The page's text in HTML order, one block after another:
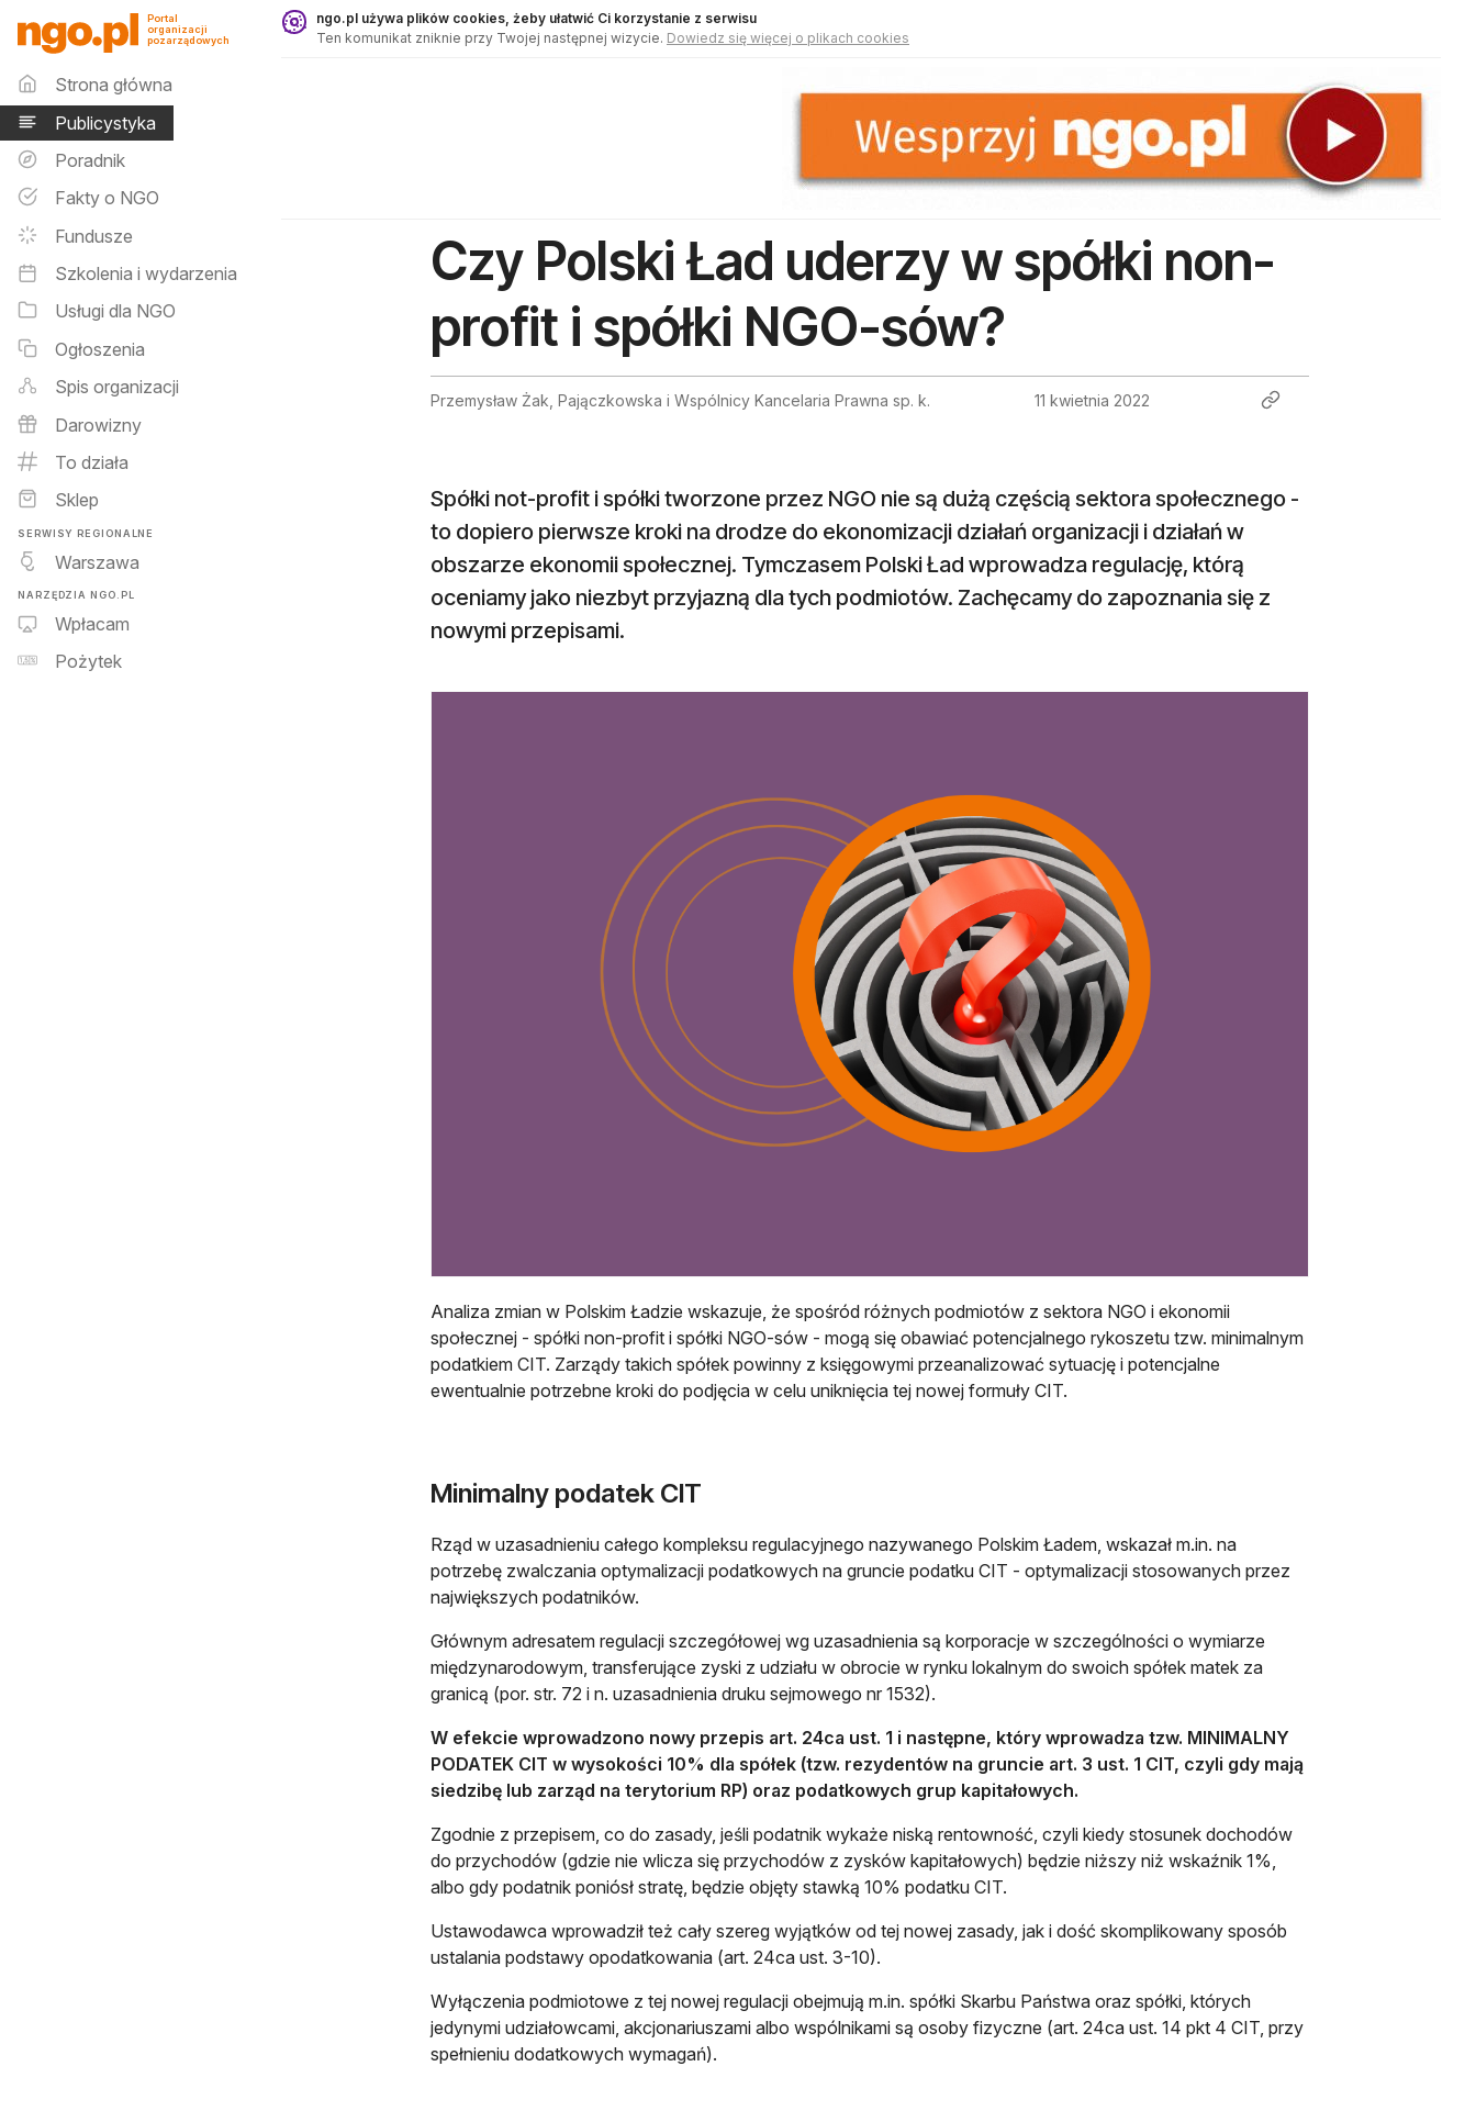
Publicystyka - ngo.pl
Portal
organizacji
pozarządowych
Menu główne
Strona główna
Publicystyka
Poradnik
Fakty o NGO
Fundusze
Szkolenia i wydarzenia
Usługi dla NGO
Ogłoszenia
Spis organizacji
Darowizny
To działa
Sklep
SERWISY REGIONALNE
Warszawa
NARZĘDZIA NGO.PL
Wpłacam
Pożytek
ngo.pl używa plików cookies, żeby ułatwić Ci korzystanie z serwisu
Ten komunikat zniknie przy Twojej następnej wizycie. Dowiedz się więcej o plikach cookies
Czy Polski Ład uderzy w spółki non-
profit i spółki NGO-sów?
Przemysław Żak, Pajączkowska i Wspólnicy Kancelaria Prawna sp. k. 11 kwietnia 2022
Spółki not-profit i spółki tworzone przez NGO nie są dużą częścią sektora społecznego -
to dopiero pierwsze kroki na drodze do ekonomizacji działań organizacji i działań w
obszarze ekonomii społecznej. Tymczasem Polski Ład wprowadza regulację, którą
oceniamy jako niezbyt przyjazną dla tych podmiotów. Zachęcamy do zapoznania się z
nowymi przepisami.
Analiza zmian w Polskim Ładzie wskazuje, że spośród różnych podmiotów z sektora NGO i ekonomii
społecznej - spółki non-profit i spółki NGO-sów - mogą się obawiać potencjalnego rykoszetu tzw. minimalnym
podatkiem CIT. Zarządy takich spółek powinny z księgowymi przeanalizować sytuację i potencjalne
ewentualnie potrzebne kroki do podjęcia w celu uniknięcia tej nowej formuły CIT.
Minimalny podatek CIT
Rząd w uzasadnieniu całego kompleksu regulacyjnego nazywanego Polskim Ładem, wskazał m.in. na
potrzebę zwalczania optymalizacji podatkowych na gruncie podatku CIT - optymalizacji stosowanych przez
największych podatników.
Głównym adresatem regulacji szczegółowej wg uzasadnienia są korporacje w szczególności o wymiarze
międzynarodowym, transferujące zyski z udziału w obrocie w rynku lokalnym do swoich spółek matek za
granicą (por. str. 72 i n. uzasadnienia druku sejmowego nr 1532).
W efekcie wprowadzono nowy przepis art. 24ca ust. 1 i następne, który wprowadza tzw. MINIMALNY
PODATEK CIT w wysokości 10% dla spółek (tzw. rezydentów na gruncie art. 3 ust. 1 CIT, czyli gdy mają
siedzibę lub zarząd na terytorium RP) oraz podatkowych grup kapitałowych.
Zgodnie z przepisem, co do zasady, jeśli podatnik wykaże niską rentowność, czyli kiedy stosunek dochodów
do przychodów (gdzie nie wlicza się przychodów z zysków kapitałowych) będzie niższy niż wskaźnik 1%,
albo gdy podatnik poniósł stratę, będzie objęty stawką 10% podatku CIT.
Ustawodawca wprowadził też cały szereg wyjątków od tej nowej zasady, jak i dość skomplikowany sposób
ustalania podstawy opodatkowania (art. 24ca ust. 3-10).
Wyłączenia podmiotowe z tej nowej regulacji obejmują m.in. spółki Skarbu Państwa oraz spółki, których
jedynymi udziałowcami, akcjonariuszami albo wspólnikami są osoby fizyczne (art. 24ca ust. 14 pkt 4 CIT, przy
spełnieniu dodatkowych wymagań).